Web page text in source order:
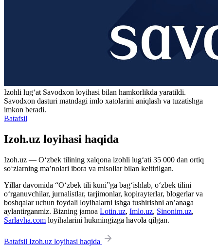
Izohli lugʻat Savodxon loyihasi bilan hamkorlikda yaratildi.
Savodxon dasturi matndagi imlo xatolarini aniqlash va tuzatishga
imkon beradi.
Batafsil
Izoh.uz loyihasi haqida
Izoh.uz — O‘zbek tilining xalqona izohli lug‘ati 35 000 dan ortiq
so‘zlarning ma’nolari ibora va misollar bilan keltirilgan.
Yillar davomida “O‘zbek tili kuni”ga bag‘ishlab, o‘zbek tilini
o‘rganuvchilar, jurnalistlar, tarjimonlar, kopirayterlar, blogerlar va
boshqalar uchun foydali loyihalarni ishga tushirishni an’anaga
aylantirganmiz. Bizning jamoa Lotin.uz, Imlo.uz, Sinonim.uz,
Sarlavha.com loyihalarini hukmingizga havola qilgan.
Batafsil Izoh.uz loyihasi haqida